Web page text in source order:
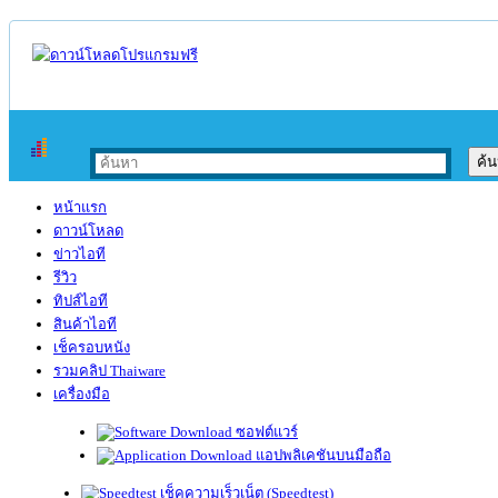
หน้าแรก
ดาวน์โหลด
ข่าวไอที
รีวิว
ทิปส์ไอที
สินค้าไอที
เช็ครอบหนัง
รวมคลิป Thaiware
เครื่องมือ
ซอฟต์แวร์
แอปพลิเคชันบนมือถือ
เช็คความเร็วเน็ต (Speedtest)